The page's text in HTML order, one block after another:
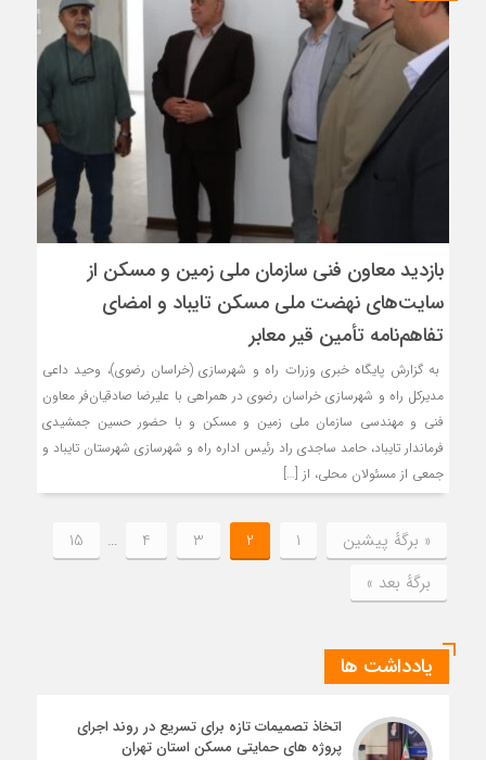
بازدید معاون فنی سازمان ملی زمین و مسکن از
سایت‌های نهضت ملی مسکن تایباد و امضای
تفاهم‌نامه تأمین قیر معابر
به گزارش پایگاه خبری وزرات راه و شهرسازی (خراسان رضوی)، وحید داعی
مدیرکل راه و شهرسازی خراسان رضوی در همراهی با علیرضا صادقیان‌فر معاون
فنی و مهندسی سازمان ملی زمین و مسکن و با حضور حسین جمشیدی
فرماندار تایباد، حامد ساجدی راد رئیس اداره راه و شهرسازی شهرستان تایباد و
جمعی از مسئولان محلی، از […]
« برگه‌ٔ پیشین 1
2
3
4
…
15
برگهٔ بعد »
یادداشت ها
اتخاذ تصمیمات تازه برای تسریع در روند اجرای
پروژه های حمایتی مسکن استان تهران